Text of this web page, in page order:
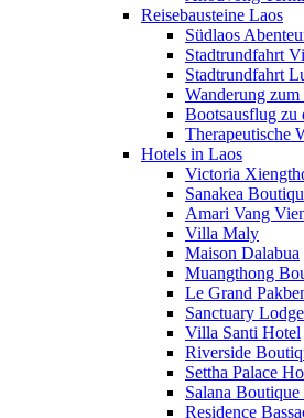
Reisebausteine Laos
Südlaos
Stadtrundfahrt
Stadtrundfahrt
Wanderung
Bootsausflug zu
Therapeutische
Hotels in Laos
Victoria
Sanakea
Amari Vang
Villa Maly
Maison Dalabua
Muangthong
Le Grand
Sanctuary Lodge
Villa Santi Hotel
Riverside
Settha Palace
Salana
Residence